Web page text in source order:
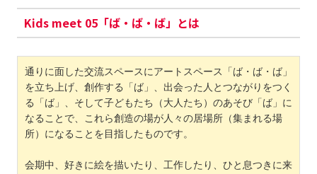
Kids meet 05「ば・ば・ば」とは
通りに面した交流スペースにアートスペース「ば・ば・ば」
を立ち上げ、創作する「ば」、出会った人とつながりをつく
る「ば」、そして子どもたち（大人たち）のあそび「ば」に
なることで、これら創造の場が人々の居場所（集まれる場
所）になることを目指したものです。
会期中、好きに絵を描いたり、工作したり、ひと息つきに来